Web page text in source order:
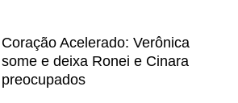
Coração Acelerado: Verônica
some e deixa Ronei e Cinara
preocupados